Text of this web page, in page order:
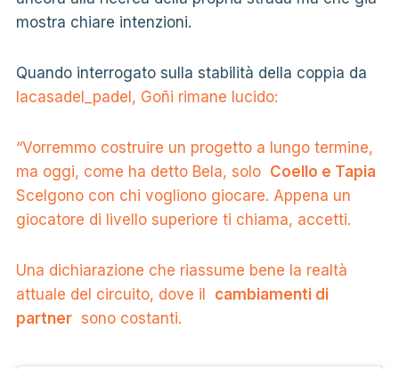
mostra chiare intenzioni.
Quando interrogato sulla stabilità della coppia da
lacasadel_padel, Goñi rimane lucido:
“Vorremmo costruire un progetto a lungo termine,
ma oggi, come ha detto Bela, solo Coello e Tapia
Scelgono con chi vogliono giocare. Appena un
giocatore di livello superiore ti chiama, accetti.
Una dichiarazione che riassume bene la realtà
attuale del circuito, dove il cambiamenti di
partnersono costanti.